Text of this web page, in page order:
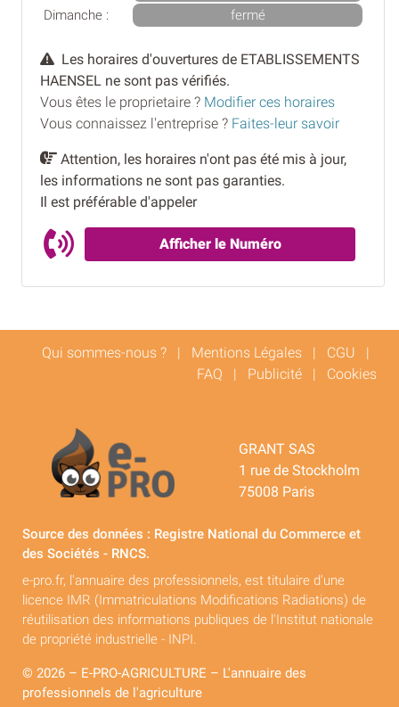
Dimanche :
fermé
Les horaires d'ouvertures de ETABLISSEMENTS
HAENSEL ne sont pas vérifiés.
Vous êtes le proprietaire ? Modifier ces horaires
Vous connaissez l'entreprise ? Faites-leur savoir
Attention, les horaires n'ont pas été mis à jour,
les informations ne sont pas garanties.
Il est préférable d'appeler
Afficher le Numéro
Qui sommes-nous ? | Mentions Légales | CGU |
FAQ | Publicité | Cookies
GRANT SAS
1 rue de Stockholm
75008 Paris
Source des données : Registre National du Commerce et
des Sociétés - RNCS.
e-pro.fr, l'annuaire des professionnels, est titulaire d'une
licence IMR (Immatriculations Modifications Radiations) de
réutilisation des informations publiques de l'Institut nationale
de propriété industrielle - INPI.
© 2026 – E-PRO-AGRICULTURE – L'annuaire des
professionnels de l'agriculture